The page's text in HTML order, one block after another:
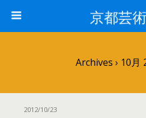
京都芸
Archives › 10月
2012/10/23